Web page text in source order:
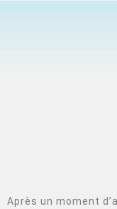
Après un moment